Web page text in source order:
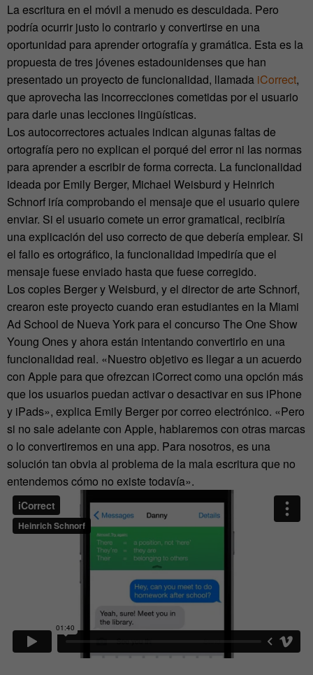
La escritura en el móvil a menudo es descuidada. Pero
podría ocurrir justo lo contrario y convertirse en una
oportunidad para aprender ortografía y gramática. Esta es la
propuesta de tres jóvenes estadounidenses que han
presentado un proyecto de funcionalidad, llamada iCorrect,
que aprovecha las incorrecciones cometidas por el usuario
para darle unas lecciones lingüísticas.
Los autocorrectores actuales indican algunas faltas de
ortografía pero no explican el porqué del error ni las normas
para aprender a escribir de forma correcta. La funcionalidad
ideada por Emily Berger, Michael Weisburd y Heinrich
Schnorf iría comprobando el mensaje que el usuario quiere
enviar. Si el usuario comete un error gramatical, recibiría
una explicación del uso correcto de que debería emplear. Si
el fallo es ortográfico, la funcionalidad impediría que el
mensaje fuese enviado hasta que fuese corregido.
Los copies Berger y Weisburd, y el director de arte Schnorf,
crearon este proyecto cuando eran estudiantes en la Miami
Ad School de Nueva York para el concurso The One Show
Young Ones y ahora están intentando convertirlo en una
funcionalidad real. «Nuestro objetivo es llegar a un acuerdo
con Apple para que ofrezcan iCorrect como una opción más
que los usuarios puedan activar o desactivar en sus iPhone
y iPads», explica Emily Berger por correo electrónico. «Pero
si no sale adelante con Apple, hablaremos con otras marcas
o lo convertiremos en una app. Para nosotros, es una
solución tan obvia al problema de la mala escritura que no
entendemos cómo no existe todavía».